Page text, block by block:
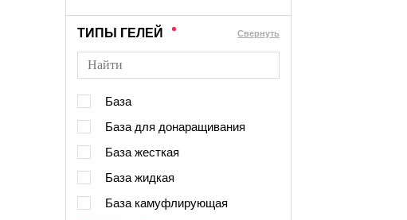
ТИПЫ ГЕЛЕЙ Cвернуть
База
База для донаращивания
База жесткая
База жидкая
База камуфлирующая